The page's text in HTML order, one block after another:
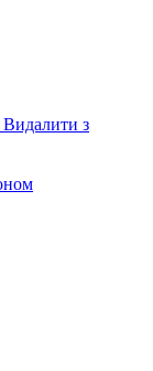
Видалити з